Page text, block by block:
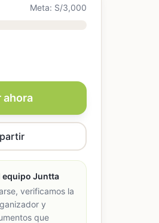
Meta: S/3,000
ahora
equipo Juntta
verificamos la
y
que